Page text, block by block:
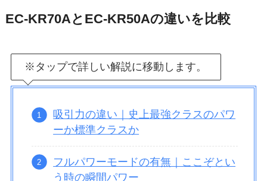
EC-KR70AとEC-KR50Aの違いを比較
※タップで詳しい解説に移動します。
吸引力の違い｜史上最強クラスのパワ
ーか標準クラスか
フルパワーモードの有無｜ここぞとい
う時の瞬間パワー